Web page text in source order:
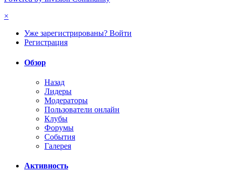
×
Уже зарегистрированы? Войти
Регистрация
Обзор
Назад
Лидеры
Модераторы
Пользователи онлайн
Клубы
Форумы
События
Галерея
Активность